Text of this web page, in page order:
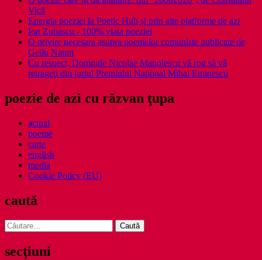
Vică
Energia poeziei la Poetic Hub și prin alte platforme de azi
Ion Zubascu - 100% viata poeziei
O privire necesara asupra poemelor comuniste publicate de
Gellu Naum
Cu respect, Domnule Nicolae Manolescu vă rog să vă
retrageţi din juriul Premiului Naţional Mihai Eminescu
poezie de azi cu răzvan ţupa
actual
poeme
carte
english
media
Cookie Policy (EU)
caută
Caută
după:
secţiuni